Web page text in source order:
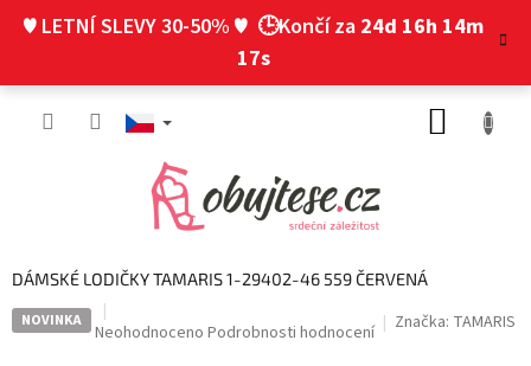
♥ LETNÍ SLEVY 30-50% ♥ 🕒Končí za 24d 16h 14m
16s
DÁMSKÉ LODIČKY TAMARIS 1-29402-46 559 ČERVENÁ
NOVINKA
Průměrné
Neohodnoceno Podrobnosti hodnocení Značka: TAMARIS